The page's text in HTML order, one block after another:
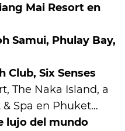
Mai Resort en
Samui, Phulay Bay,
Club, Six Senses
The Naka Island, a
Spa en Phuket…
lujo del mundo